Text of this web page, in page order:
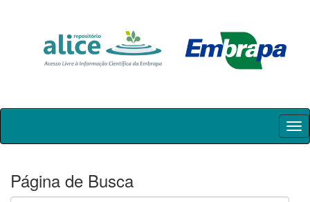
Skip
Página de Busca